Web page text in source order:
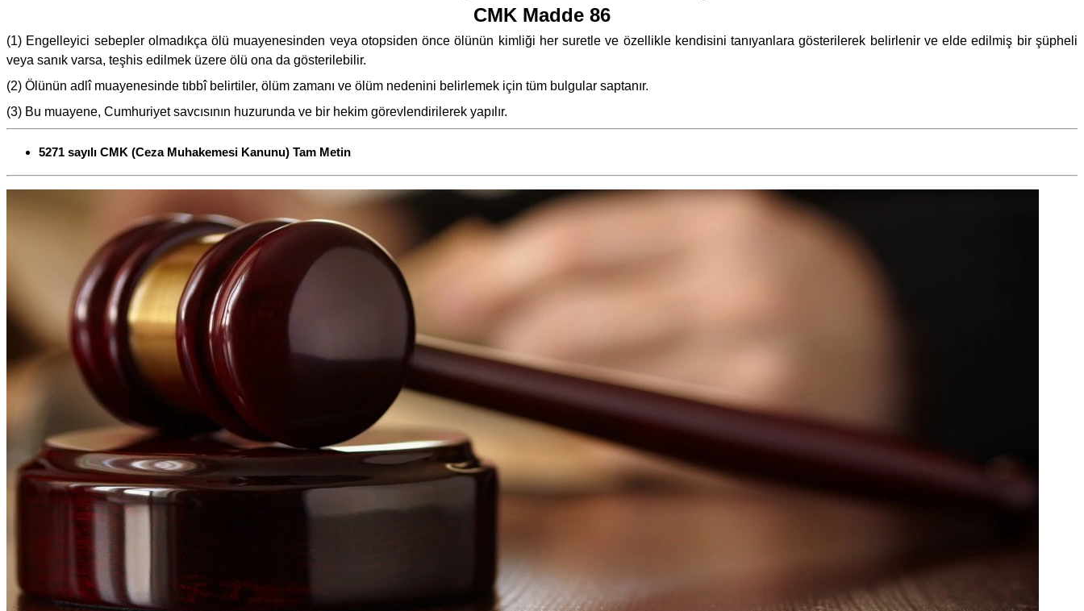
CMK Madde 86
(1) Engelleyici sebepler olmadıkça ölü muayenesinden veya otopsiden önce ölünün kimliği her suretle ve özellikle kendisini tanıyanlara gösterilerek belirlenir ve elde edilmiş bir şüpheli
veya sanık varsa, teşhis edilmek üzere ölü ona da gösterilebilir.
(2) Ölünün adlî muayenesinde tıbbî belirtiler, ölüm zamanı ve ölüm nedenini belirlemek için tüm bulgular saptanır.
(3) Bu muayene, Cumhuriyet savcısının huzurunda ve bir hekim görevlendirilerek yapılır.
5271 sayılı CMK (Ceza Muhakemesi Kanunu) Tam Metin